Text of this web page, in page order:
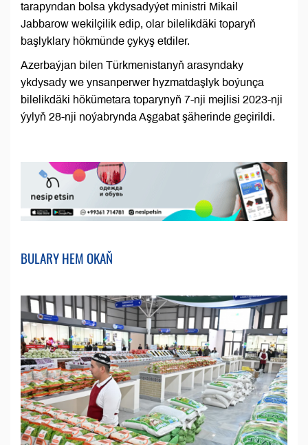
tarapyndan bolsa ykdysadyýet ministri Mikail
Jabbarow wekilçilik edip, olar bilelikdäki toparyň
başlyklary hökmünde çykyş etdiler.
Azerbaýjan bilen Türkmenistanyň arasyndaky
ykdysady we ynsanperwer hyzmatdaşlyk boýunça
bilelikdäki hökümetara toparynyň 7-nji mejlisi 2023-nji
ýylyň 28-nji noýabrynda Aşgabat şäherinde geçirildi.
BULARY HEM OKAŇ